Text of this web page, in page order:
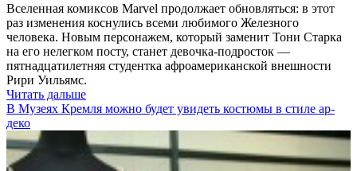
Вселенная комиксов Marvel продолжает обновляться: в этот
раз изменения коснулись всеми любимого Железного
человека. Новым персонажем, который заменит Тони Старка
на его нелегком посту, станет девочка-подросток —
пятнадцатилетняя студентка афроамериканской внешности
Рири Уильямс.
Читать дальше
В Музеях Кремля можно будет увидеть костюмы в стиле ар-
деко